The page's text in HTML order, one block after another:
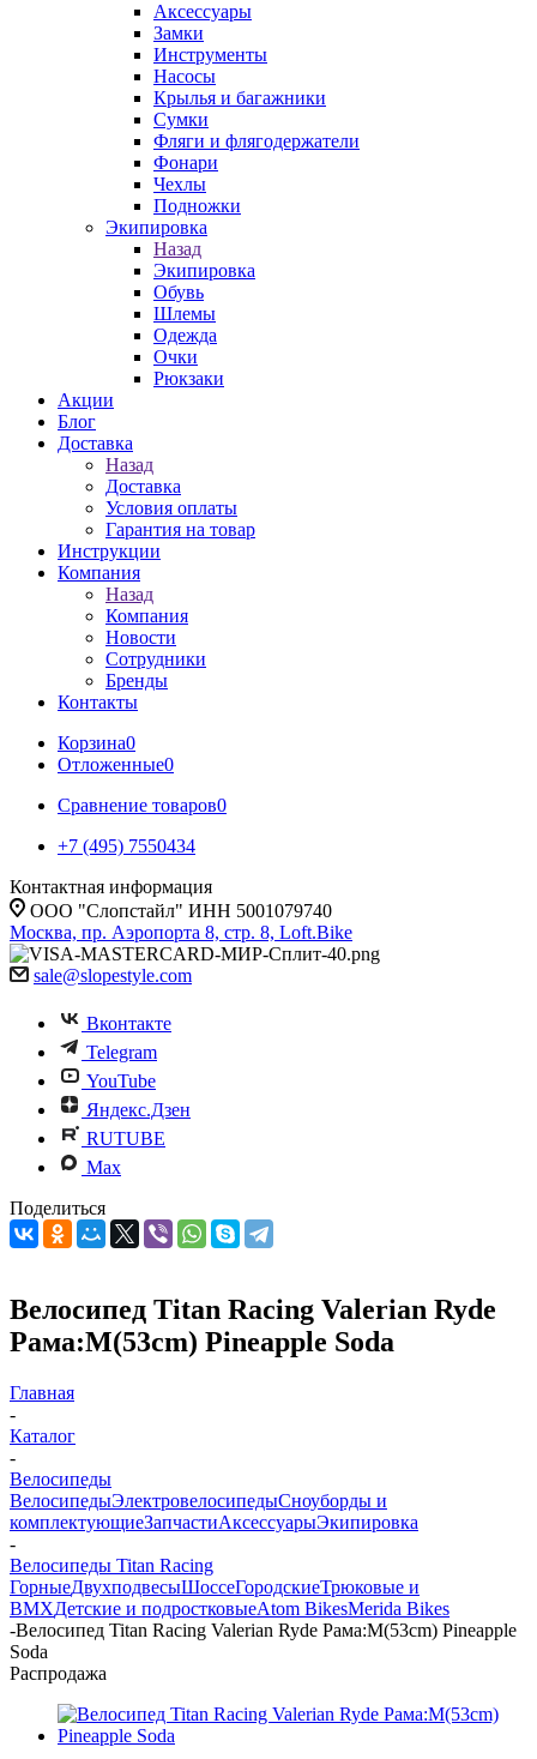
Аксессуары
Замки
Инструменты
Насосы
Крылья и багажники
Сумки
Фляги и флягодержатели
Фонари
Чехлы
Подножки
Экипировка
Назад
Экипировка
Обувь
Шлемы
Одежда
Очки
Рюкзаки
Акции
Блог
Доставка
Назад
Доставка
Условия оплаты
Гарантия на товар
Инструкции
Компания
Назад
Компания
Новости
Сотрудники
Бренды
Контакты
Корзина0
Отложенные0
Сравнение товаров0
+7 (495) 7550434
Контактная информация
ООО "Слопстайл" ИНН 5001079740
Москва, пр. Аэропорта 8, стр. 8, Loft.Bike
sale@slopestyle.com
Вконтакте
Telegram
YouTube
Яндекс.Дзен
RUTUBE
Max
Поделиться
Велосипед Titan Racing Valerian Ryde
Рама:M(53cm) Pineapple Soda
Главная
-
Каталог
-
Велосипеды
ВелосипедыЭлектровелосипедыCноуборды и
комплектующиеЗапчастиАксессуарыЭкипировка
-
Велосипеды Titan Racing
ГорныеДвухподвесыШоссеГородскиеТрюковые и
BMXДетские и подростковыеAtom BikesMerida Bikes
-Велосипед Titan Racing Valerian Ryde Рама:M(53cm) Pineapple
Soda
Распродажа